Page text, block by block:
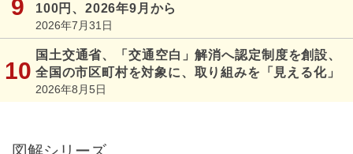
100円、2026年9月から
2026年7月31日
国土交通省、「交通空白」解消へ認定制度を創設、
全国の市区町村を対象に、取り組みを「見える化」
2026年8月5日